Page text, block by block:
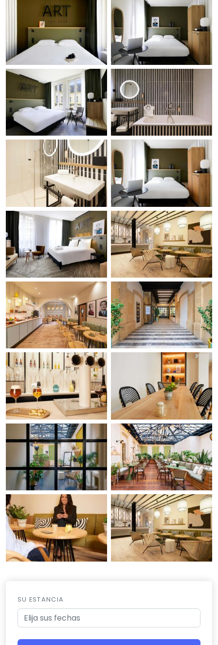
SU ESTANCIA